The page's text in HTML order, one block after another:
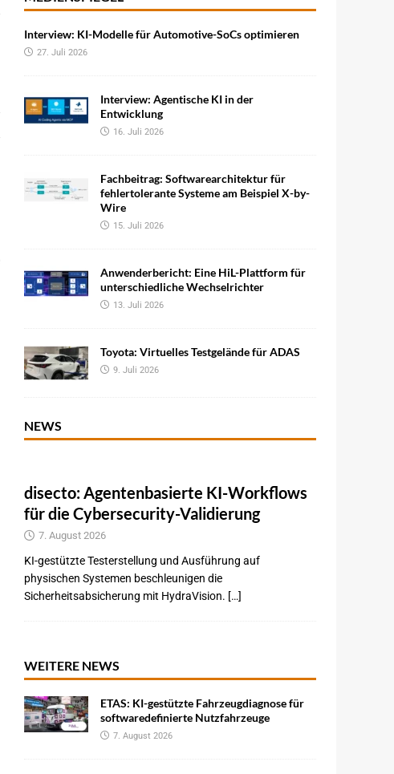
Interview: KI-Modelle für Automotive-SoCs optimieren
27. Juli 2026
Interview: Agentische KI in der
Entwicklung
16. Juli 2026
Fachbeitrag: Softwarearchitektur für
fehlertolerante Systeme am Beispiel X-by-
Wire
15. Juli 2026
Anwenderbericht: Eine HiL-Plattform für
unterschiedliche Wechselrichter
13. Juli 2026
Toyota: Virtuelles Testgelände für ADAS
9. Juli 2026
NEWS
disecto: Agentenbasierte KI-Workflows
für die Cybersecurity-Validierung
7. August 2026
KI-gestützte Testerstellung und Ausführung auf
physischen Systemen beschleunigen die
Sicherheitsabsicherung mit HydraVision. […]
WEITERE NEWS
ETAS: KI-gestützte Fahrzeugdiagnose für
softwaredefinierte Nutzfahrzeuge
7. August 2026